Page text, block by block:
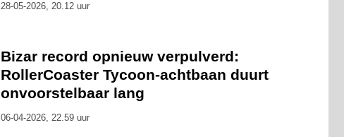
28-05-2026, 20.12 uur
Bizar record opnieuw verpulverd:
RollerCoaster Tycoon-achtbaan duurt
onvoorstelbaar lang
06-04-2026, 22.59 uur